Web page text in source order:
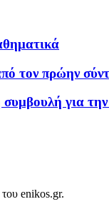
τον πρώην
για
enikos.gr.